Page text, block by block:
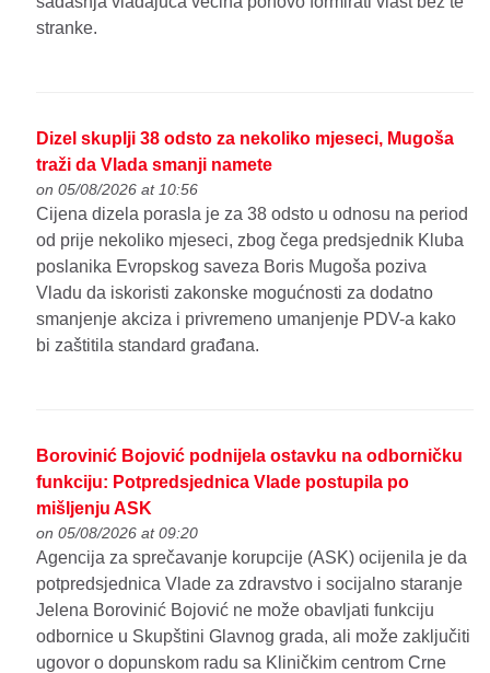
stranke.
Dizel skuplji 38 odsto za nekoliko mjeseci, Mugoša
traži da Vlada smanji namete
on 05/08/2026 at 10:56
Cijena dizela porasla je za 38 odsto u odnosu na period
od prije nekoliko mjeseci, zbog čega predsjednik Kluba
poslanika Evropskog saveza Boris Mugoša poziva
Vladu da iskoristi zakonske mogućnosti za dodatno
smanjenje akciza i privremeno umanjenje PDV-a kako
bi zaštitila standard građana.
Borovinić Bojović podnijela ostavku na odborničku
funkciju: Potpredsjednica Vlade postupila po
mišljenju ASK
on 05/08/2026 at 09:20
Agencija za sprečavanje korupcije (ASK) ocijenila je da
potpredsjednica Vlade za zdravstvo i socijalno staranje
Jelena Borovinić Bojović ne može obavljati funkciju
odbornice u Skupštini Glavnog grada, ali može zaključiti
ugovor o dopunskom radu sa Kliničkim centrom Crne